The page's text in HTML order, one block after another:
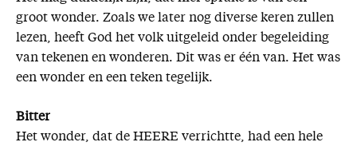
groot wonder. Zoals we later nog diverse keren zullen
lezen, heeft God het volk uitgeleid onder begeleiding
van tekenen en wonderen. Dit was er één van. Het was
een wonder en een teken tegelijk.
Bitter
Het wonder, dat de HEERE verrichtte, had een hele